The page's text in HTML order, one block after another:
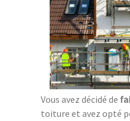
Vous avez décidé de
toiture et avez opté